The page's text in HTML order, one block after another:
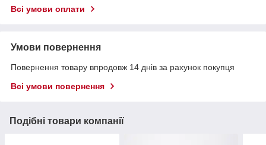
Всі умови оплати
Умови повернення
Повернення товару впродовж 14 днів за рахунок покупця
Всі умови повернення
Подібні товари компанії